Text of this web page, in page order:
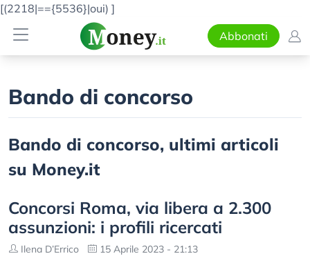
[(2218|=={5536}|oui) ]
Abbonati
Bando di concorso
Bando di concorso, ultimi articoli
su Money.it
Concorsi Roma, via libera a 2.300
assunzioni: i profili ricercati
Ilena D’Errico 15 Aprile 2023 - 21:13